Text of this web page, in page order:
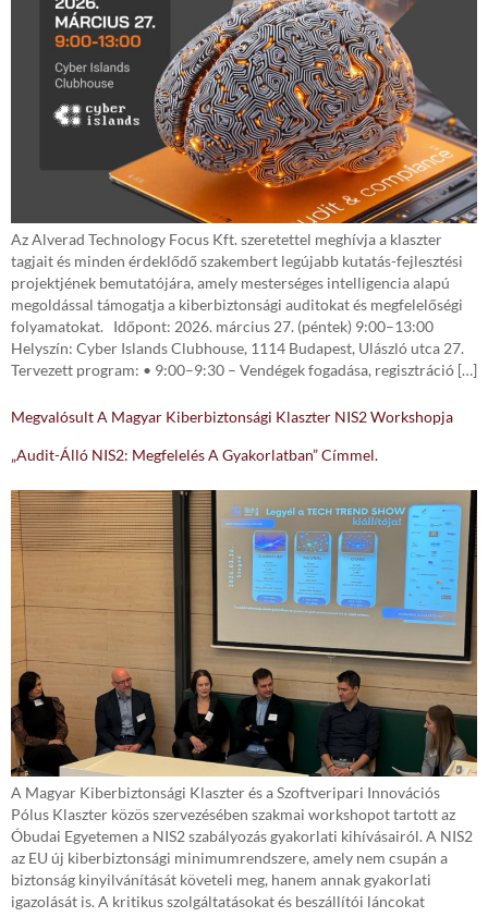
Az Alverad Technology Focus Kft. szeretettel meghívja a klaszter
tagjait és minden érdeklődő szakembert legújabb kutatás-fejlesztési
projektjének bemutatójára, amely mesterséges intelligencia alapú
megoldással támogatja a kiberbiztonsági auditokat és megfelelőségi
folyamatokat. Időpont: 2026. március 27. (péntek) 9:00–13:00
Helyszín: Cyber Islands Clubhouse, 1114 Budapest, Ulászló utca 27.
Tervezett program: • 9:00–9:30 – Vendégek fogadása, regisztráció […]
Megvalósult A Magyar Kiberbiztonsági Klaszter NIS2 Workshopja
„Audit-Álló NIS2: Megfelelés A Gyakorlatban” Címmel.
A Magyar Kiberbiztonsági Klaszter és a Szoftveripari Innovációs
Pólus Klaszter közös szervezésében szakmai workshopot tartott az
Óbudai Egyetemen a NIS2 szabályozás gyakorlati kihívásairól. A NIS2
az EU új kiberbiztonsági minimumrendszere, amely nem csupán a
biztonság kinyilvánítását követeli meg, hanem annak gyakorlati
igazolását is. A kritikus szolgáltatásokat és beszállítói láncokat